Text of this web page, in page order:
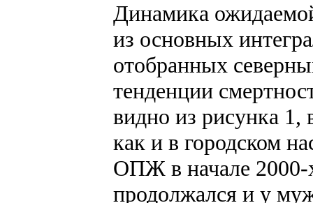
Динамика
из основных
отобранных
тенденции
видно из рисунка 1,
как и в городском
ОПЖ в начале 2000-
продолжался и у